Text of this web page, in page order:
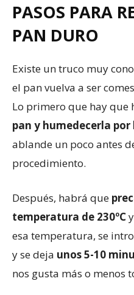
PASOS PARA
PAN DURO
Existe un truco muy
el pan vuelva a ser
Lo primero que hay que
pan y humedecerla por
ablande un poco antes
procedimiento.
Después, habrá que
temperatura de 230ºC
esa temperatura, se
y se deja unos 5-10
nos gusta más o menos